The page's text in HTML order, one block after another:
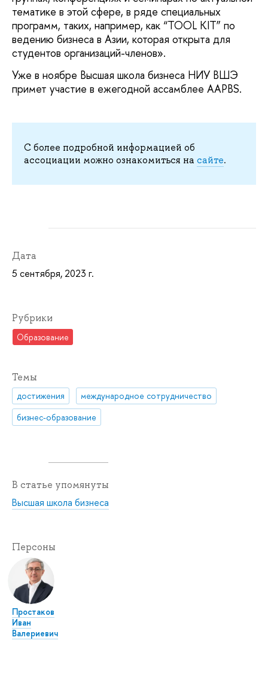
тематике в этой сфере, в ряде специальных
программ, таких, например, как “TOOL KIT” по
ведению бизнеса в Азии, которая открыта для
студентов организаций-членов».
Уже в ноябре Высшая школа бизнеса НИУ ВШЭ
примет участие в ежегодной ассамблее AAPBS.
С более подробной информацией об
ассоциации можно ознакомиться на сайте.
Дата
5 сентября, 2023 г.
Рубрики
Образование
Темы
достижения
международное сотрудничество
бизнес-образование
В статье упомянуты
Высшая школа бизнеса
Персоны
Простаков
Иван
Валериевич